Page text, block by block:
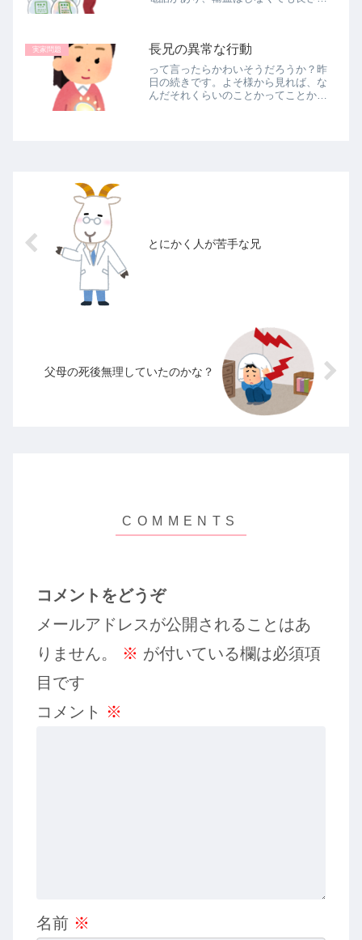
微熱は続いているので予断は許せない
ん...
実家問題 長兄の異常な行動
って言ったらかわいそうだろうか？昨
日の続きです。よそ様から見れば、な
んだそれくらいのことかってことかも
とにかく人が苦手な兄
父母の死後無理していたのかな？
コメントをどうぞ
メールアドレスが公開されることはあ
りません。
※ が付いている欄は必須項
目です
コメント ※
名前 ※